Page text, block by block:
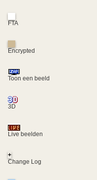
FTA
Encrypted
Toon een beeld
3D
Live beelden
+
Change Log